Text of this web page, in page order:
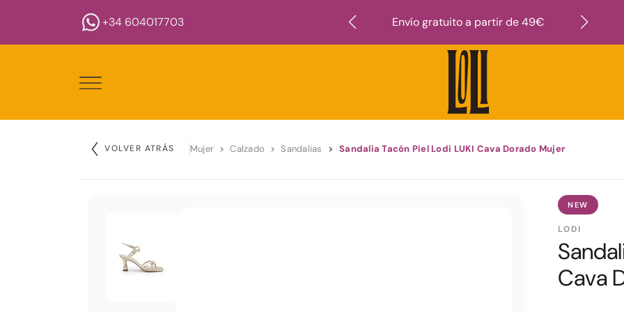
+34 604017703 Envío gratuito a partir de 49€
VOLVER ATRÁS Mujer Calzado Sandalias Sandalia Tacón Piel Lodi LUKI Cava Dorado Mujer
NEW
LODI
Cava